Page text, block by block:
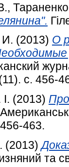
,
И. (2013) О
с. 456-
(2013) Про
463.
(2013)
та